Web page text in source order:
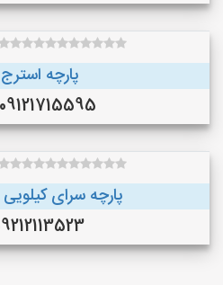
پارچه
09121715595 (تهران)
پارچه سرای
09212113523